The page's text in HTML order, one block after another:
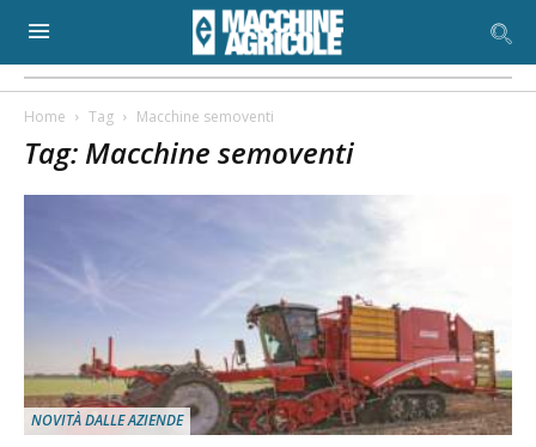
Home Tag Macchine semoventi
Tag: Macchine semoventi
NOVITÀ DALLE AZIENDE